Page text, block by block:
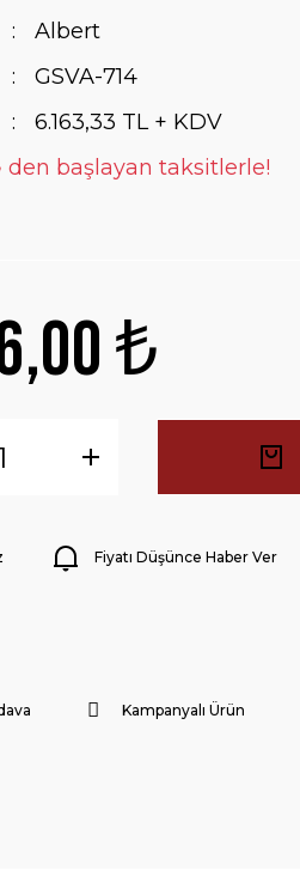
Albert
GSVA-714
6.163,33 TL + KDV
den başlayan taksitlerle!
₺
Fiyatı Düşünce Haber Ver
Kampanyalı Ürün